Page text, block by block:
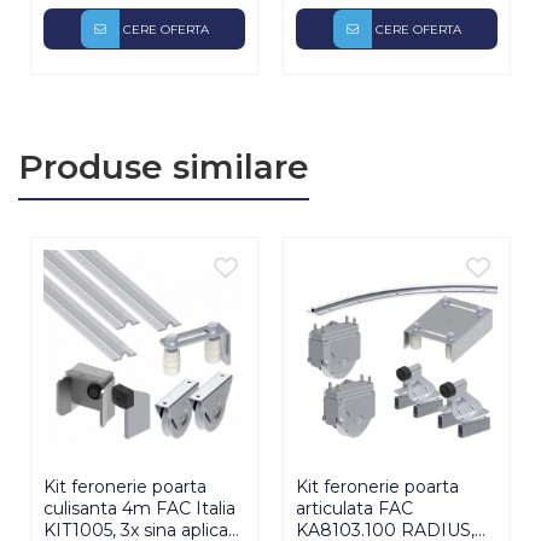
deschidere, fara a compromite latimea efectiva a
in cele mai inguste locatii, precum alei de acces,
coridoare industriale sau zone urbane cu latime
2. Mecanism de glisare pe sina curbata – Miscare
precisa, uniforma si fiabila
Sistemul radius este dotat cu o sina curbata care
ghideaza miscarea fiecarei foi, controland cursa portii
otel permit o rulare lina si controlata, reducand uzura
CERE OFERTA CERE OFERTA
Produse similare
Kit feronerie poarta
culisanta 4m FAC Italia
KIT1005, 3x sina aplicata
Kit feronerie poarta
articulata FAC
KA8103.100 RADIUS,